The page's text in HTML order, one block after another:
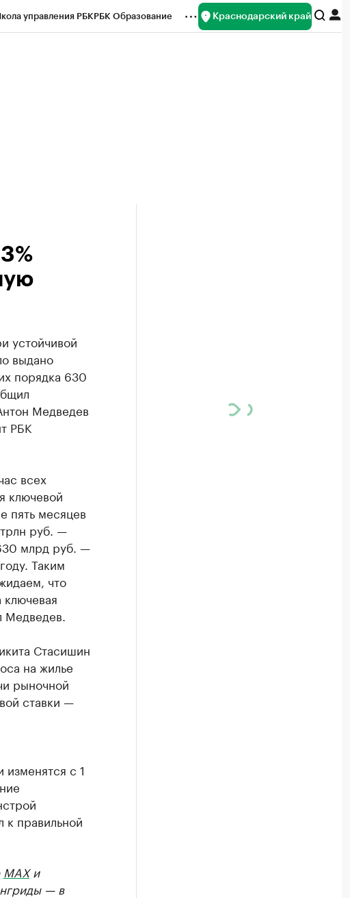
управления РБКРБК Образование Краснодарский край
устойчивой
выдано
порядка 630
Медведев
РБК
всех
ключевой
пять месяцев
руб. —
млрд руб. —
Таким
что
Медведев.
Стасишин
на жилье
рыночной
ставки —
с 1
правильной
MAXи
— в